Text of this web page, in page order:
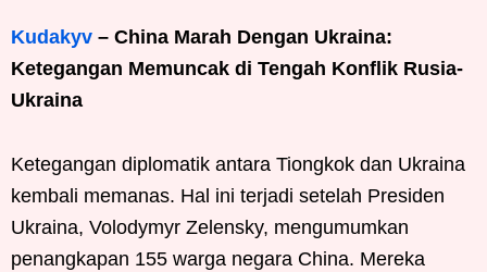
Kudakyv – China Marah Dengan Ukraina:
Ketegangan Memuncak di Tengah Konflik Rusia-
Ukraina
Ketegangan diplomatik antara Tiongkok dan Ukraina
kembali memanas. Hal ini terjadi setelah Presiden
Ukraina, Volodymyr Zelensky, mengumumkan
penangkapan 155 warga negara China. Mereka